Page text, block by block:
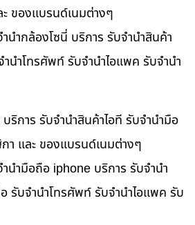
ของแบรนด์เนมต่างๆ
นำกล้องโซนี่ บริการ รับจำนำสินค้า
นำโทรศัพท์ รับจำนำไอแพค รับจำนำ
ริการ รับจำนำสินค้าไอที รับจำนำมือ
า และ ของแบรนด์เนมต่างๆ
นำมือถือ iphone บริการ รับจำนำ
รับจำนำโทรศัพท์ รับจำนำไอแพค รับ